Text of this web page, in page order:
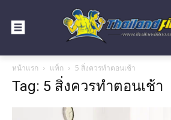
หน้าแรก แท็ก 5 สิ่งควรทำตอนเช้า
Tag: 5 สิ่งควรทำตอนเช้า